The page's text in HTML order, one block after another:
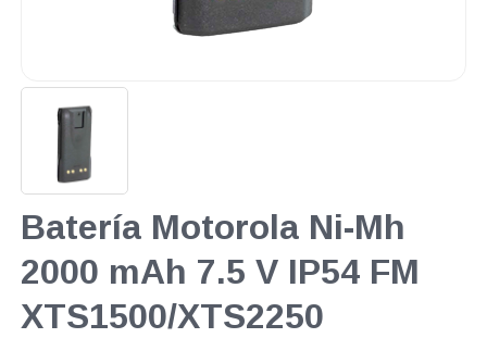
Batería Motorola Ni-Mh
2000 mAh 7.5 V IP54 FM
XTS1500/XTS2250